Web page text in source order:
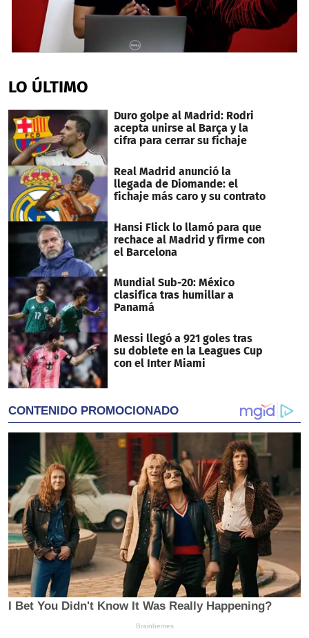
of
2
14
seconds
LO ÚLTIMO
Duro golpe al Madrid: Rodri
acepta unirse al Barça y la
cifra para cerrar su fichaje
Real Madrid anunció la
llegada de Diomande: el
fichaje más caro y su contrato
Hansi Flick lo llamó para que
rechace al Madrid y firme con
el Barcelona
Mundial Sub-20: México
clasifica tras humillar a
Panamá
Messi llegó a 921 goles tras
su doblete en la Leagues Cup
con el Inter Miami